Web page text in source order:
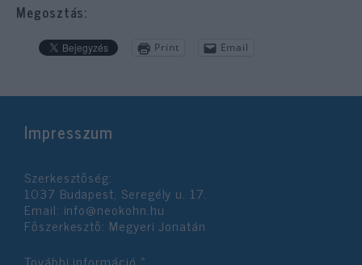
Megosztás:
Print Email
Impresszum
Szerkesztőség:
1037 Budapest, Seregély u. 17.
Email: info@neokohn.hu
Főszerkesztő: Megyeri Jonatán
További információ »